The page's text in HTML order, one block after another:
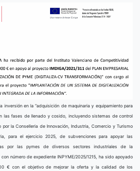
inversión en la “adquisición de maquinaria y equipamiento para
las fases de llenado y cosido, incluyendo sistemas de control
la Conselleria de Innovación, Industria, Comercio y Turismo
para el ejercicio 2025, de subvenciones para apoyar las
por las pymes de diversos sectores industriales de la
número de expediente INPYME/2025/1215, ha sido apoyado
€ con el objetivo de mejorar la oferta y la calidad de los